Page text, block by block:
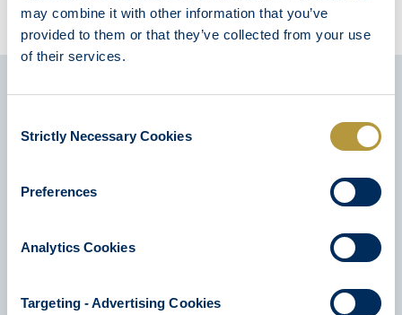
may combine it with other information that you’ve
provided to them or that they’ve collected from your use
of their services.
Selection
Strictly Necessary Cookies
Preferences
Analytics Cookies
Targeting - Advertising Cookies
GALERIE NOUS CONTACTER
FAIRE UNE DEMANDE
CAMERA POLICY